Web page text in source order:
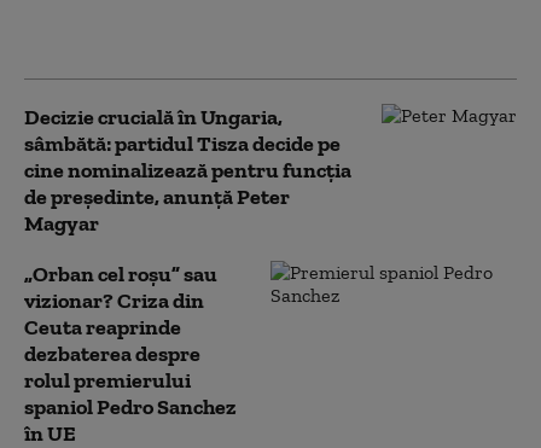
Decizie crucială în Ungaria,
sâmbătă: partidul Tisza decide pe
cine nominalizează pentru funcția
de președinte, anunță Peter
Magyar
„Orban cel roșu” sau
vizionar? Criza din
Ceuta reaprinde
dezbaterea despre
rolul premierului
spaniol Pedro Sanchez
în UE